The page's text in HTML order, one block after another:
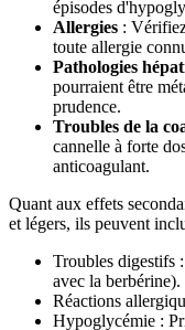
épisodes
Allergies :
toute allergie
Pathologies
pourraient être
prudence.
Troubles de la
cannelle à forte
anticoagulant.
Quant aux effets
et légers, ils peuvent
Troubles digestifs
avec la berbérine).
Réactions
Hypoglycémie :